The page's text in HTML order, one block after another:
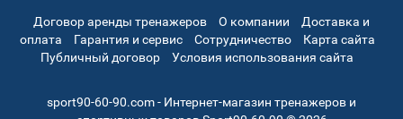
Договор аренды тренажеров О компании
Доставка и
оплата
Гарантия и сервис Сотрудничество
Карта сайта
Публичный договор
Условия использования сайта
sport90-60-90.com - Интернет-магазин тренажеров и